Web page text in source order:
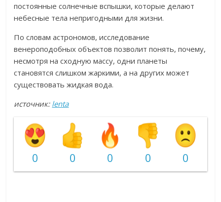
постоянные солнечные вспышки, которые делают
небесные тела непригодными для жизни.
По словам астрономов, исследование
венероподобных объектов позволит понять, почему,
несмотря на сходную массу, одни планеты
становятся слишком жаркими, а на других может
существовать жидкая вода.
источник: lenta
0 0 0 0 0